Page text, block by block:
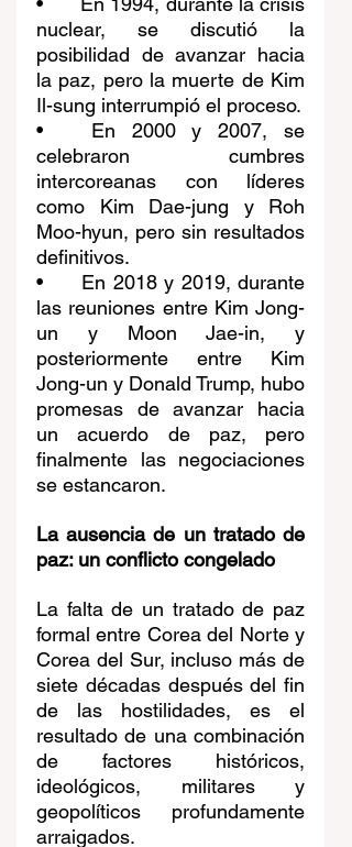
nuclear, se discutió la
posibilidad de avanzar hacia
la paz, pero la muerte de Kim
Il-sung interrumpió el proceso.
•	En 2000 y 2007, se
celebraron cumbres
intercoreanas con líderes
como Kim Dae-jung y Roh
Moo-hyun, pero sin resultados
definitivos.
•	En 2018 y 2019, durante
las reuniones entre Kim Jong-
un y Moon Jae-in, y
posteriormente entre Kim
Jong-un y Donald Trump, hubo
promesas de avanzar hacia
un acuerdo de paz, pero
finalmente las negociaciones
se estancaron.
La ausencia de un tratado de
paz: un conflicto congelado
La falta de un tratado de paz
formal entre Corea del Norte y
Corea del Sur, incluso más de
siete décadas después del fin
de las hostilidades, es el
resultado de una combinación
de factores históricos,
ideológicos, militares y
geopolíticos profundamente
arraigados.